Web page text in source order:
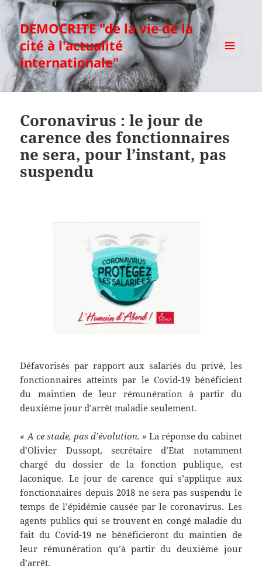
DEMOCRITE "de la vie de la
cité à l'actualité
internationale"
Coronavirus : le jour de
carence des fonctionnaires
ne sera, pour l’instant, pas
suspendu
Défavorisés par rapport aux salariés du privé, les
fonctionnaires atteints par le Covid-19 bénéficient
du maintien de leur rémunération à partir du
deuxième jour d’arrêt maladie seulement.
« A ce stade, pas d’évolution. » La réponse du cabinet
d’Olivier Dussopt, secrétaire d’Etat notamment
chargé du dossier de la fonction publique, est
laconique. Le jour de carence qui s’applique aux
fonctionnaires depuis 2018 ne sera pas suspendu le
temps de l’épidémie causée par le coronavirus. Les
agents publics qui se trouvent en congé maladie du
fait du Covid-19 ne bénéficieront du maintien de
leur rémunération qu’à partir du deuxième jour
d’arrêt.